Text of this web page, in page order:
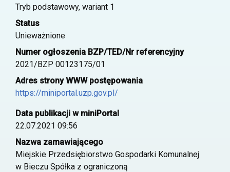
Tryb podstawowy, wariant 1
Status
Unieważnione
Numer ogłoszenia BZP/TED/Nr referencyjny
2021/BZP 00123175/01
Adres strony WWW postępowania
https://miniportal.uzp.gov.pl/
Data publikacji w miniPortal
22.07.2021 09:56
Nazwa zamawiającego
Miejskie Przedsiębiorstwo Gospodarki Komunalnej
w Bieczu Spółka z ograniczoną